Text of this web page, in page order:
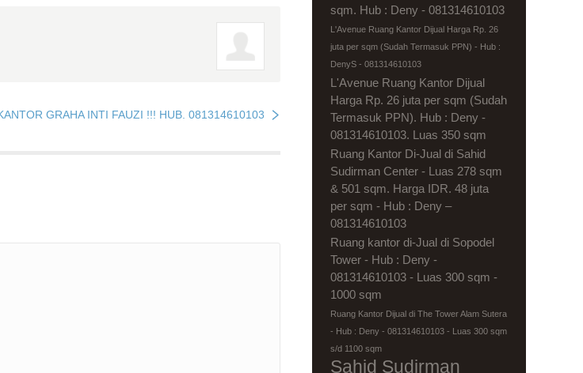
GRAHA INTI FAUZI !!! HUB. 081314610103
sqm. Hub : Deny - 081314610103
L'Avenue Ruang Kantor Dijual Harga Rp. 26
juta per sqm (Sudah Termasuk PPN) - Hub :
DenyS - 081314610103
L'Avenue Ruang Kantor Dijual
Harga Rp. 26 juta per sqm (Sudah
Termasuk PPN). Hub : Deny -
081314610103. Luas 350 sqm
Ruang Kantor Di-Jual di Sahid
Sudirman Center - Luas 278 sqm
& 501 sqm. Harga IDR. 48 juta
per sqm - Hub : Deny –
081314610103
Ruang kantor di-Jual di Sopodel
Tower - Hub : Deny -
081314610103 - Luas 300 sqm -
1000 sqm
Ruang Kantor Dijual di The Tower Alam Sutera
- Hub : Deny - 081314610103 - Luas 300 sqm
s/d 1100 sqm
Sahid Sudirman